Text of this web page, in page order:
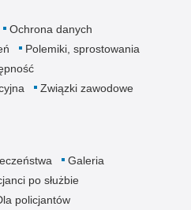
Ochrona danych
Polemiki, sprostowania
Związki zawodowe
Galeria
po służbie
policjantów